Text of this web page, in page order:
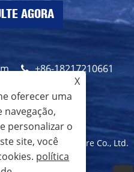
AGORA
+86-18217210661
Pump Manufacture Co., Ltd.
reservados.
X
oferecer uma
personalizar o
site, você
política